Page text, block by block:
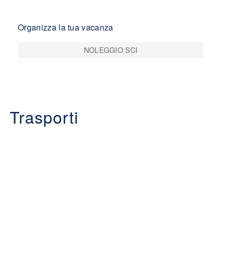
Organizza la tua vacanza
NOLEGGIO SCI
Trasporti